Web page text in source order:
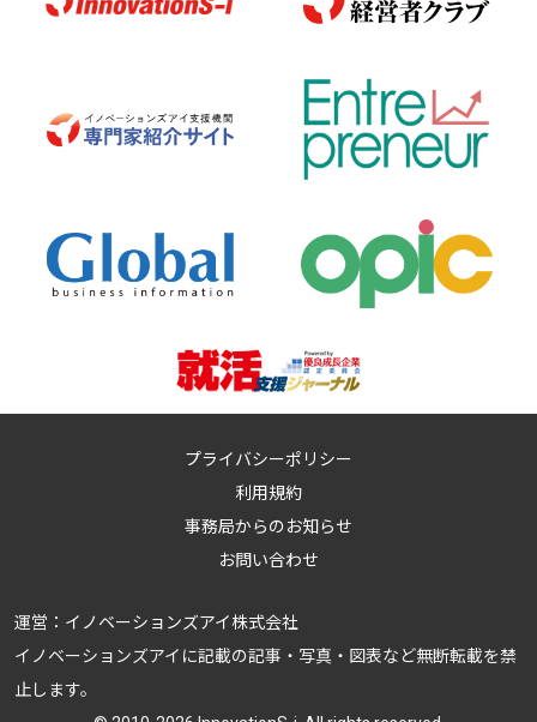
プライバシーポリシー
利用規約
事務局からのお知らせ
お問い合わせ
運営： イノベーションズアイ株式会社
イノベーションズアイに記載の記事・写真・図表など無断転載を禁
止します。